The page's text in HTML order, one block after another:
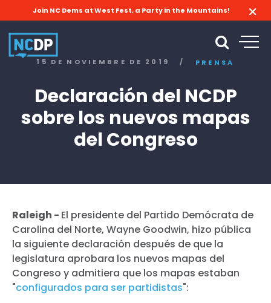
Join NC Dems at West Fest, a Party in the Mountains!
15 DE NOVIEMBRE DE 2019 / PRENSA
Declaración del NCDP
sobre los nuevos mapas
del Congreso
Raleigh - El presidente del Partido Demócrata de
Carolina del Norte, Wayne Goodwin, hizo pública
la siguiente declaración después de que la
legislatura aprobara los nuevos mapas del
Congreso y admitiera que los mapas estaban
"configurados para ser partidistas":